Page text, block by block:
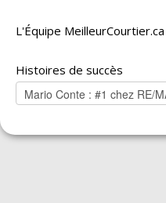
L'Équipe
Histoires de succès